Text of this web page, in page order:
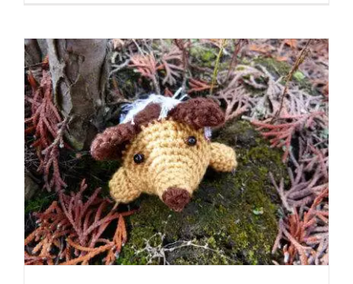
aus
alter
nähen